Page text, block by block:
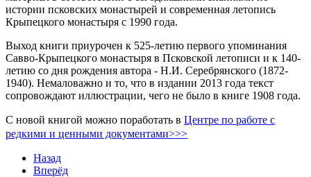
истории псковских монастырей и современная летопись
Крыпецкого монастыря с 1990 года.
Выход книги приурочен к 525-летию первого упоминания
Савво-Крыпецкого монастыря в Псковской летописи и к 140-
летию со дня рождения автора - Н.И. Серебрянского (1872-
1940). Немаловажно и то, что в издании 2013 года текст
сопровождают иллюстрации, чего не было в книге 1908 года.
С новой книгой можно поработать в Центре по работе с
редкими и ценными документами>>>
Назад
Вперёд